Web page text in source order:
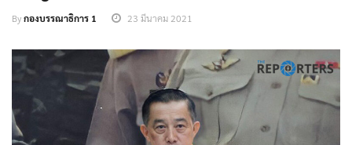
Byกองบรรณาธิการ 1 23 มีนาคม 2021